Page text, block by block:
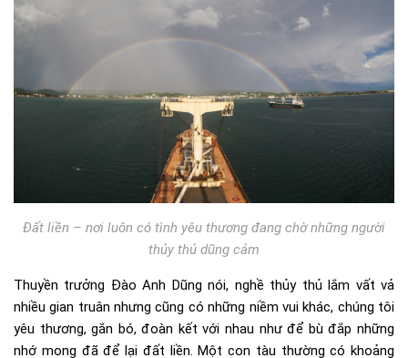
Đất liền – nơi luôn có tình yêu thương đang chờ những người
thủy thủ dũng cảm
Thuyền trưởng Đào Anh Dũng nói, nghề thủy thủ lắm vất vả
nhiều gian truân nhưng cũng có những niềm vui khác, chúng tôi
yêu thương, gắn bó, đoàn kết với nhau như để bù đắp những
nhớ mong đã để lại đất liền. Một con tàu thường có khoảng